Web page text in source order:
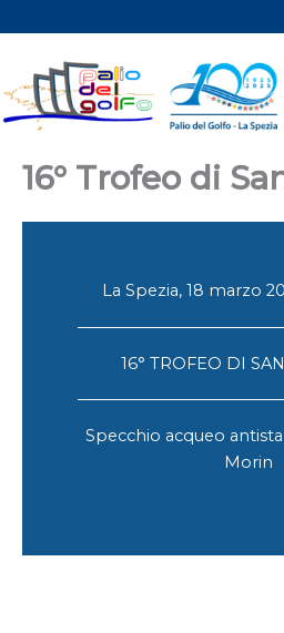
al
contenuto
16° Trofeo di
La Spezia, 18 marzo
16° TROFEO DI
Specchio acqueo
Morin